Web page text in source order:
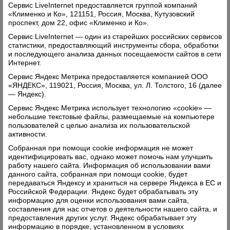
Стр. 6 «За воз песка платили 60-80 копеек»
добыче сырья для стекла, сборах и технологии.
«Оставьте в покое исторические места».
Мнение Владимира Арсеньева по
поводупоявления на набережной в Верховажье
памятных знаков.
Стр. 7 «Полуденный пожар»7 августа в
районе случился пожар, при котором пострадал
человек.
Объявления, реклама, соболезнования
Стр. 8Реклама, поздравления
Поделиться
Комментарии (0)
Оставить комментарий
Сервис LiveInternet предоставляется группой компаний
«Клименко и Ко», 121151, Россия, Москва, Кутузовский
проспект, дом 22, офис «Клименко и Ко».
Сервис LiveInternet — один из старейших российских сервисов
статистики, предоставляющий инструменты сбора, обработки
и последующего анализа данных посещаемости сайтов в сети
Интернет.
Сервис Яндекс Метрика предоставляется компанией ООО
«ЯНДЕКС», 119021, Россия, Москва, ул. Л. Толстого, 16 (далее
— Яндекс).
Сервис Яндекс Метрика использует технологию «cookie» —
небольшие текстовые файлы, размещаемые на компьютере
пользователей с целью анализа их пользовательской
активности.
Собранная при помощи cookie информация не может
идентифицировать вас, однако может помочь нам улучшить
работу нашего сайта. Информация об использовании вами
данного сайта, собранная при помощи cookie, будет
передаваться Яндексу и храниться на сервере Яндекса в ЕС и
Российской Федерации. Яндекс будет обрабатывать эту
информацию для оценки использования вами сайта,
составления для нас отчетов о деятельности нашего сайта, и
предоставления других услуг. Яндекс обрабатывает эту
информацию в порядке, установленном в условиях